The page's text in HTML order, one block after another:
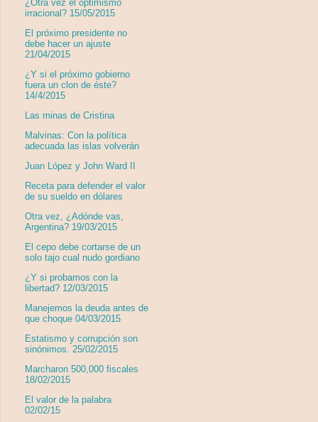
¿Otra vez el optimismo
irracional? 15/05/2015
El próximo presidente no
debe hacer un ajuste
21/04/2015
¿Y si el próximo gobierno
fuera un clon de éste?
14/4/2015
Las minas de Cristina
Malvinas: Con la política
adecuada las islas volverán
Juan López y John Ward II
Receta para defender el valor
de su sueldo en dólares
Otra vez, ¿Adónde vas,
Argentina? 19/03/2015
El cepo debe cortarse de un
solo tajo cual nudo gordiano
¿Y si probamos con la
libertad? 12/03/2015
Manejemos la deuda antes de
que choque 04/03/2015
Estatismo y corrupción son
sinónimos. 25/02/2015
Marcharon 500,000 fiscales
18/02/2015
El valor de la palabra
02/02/15